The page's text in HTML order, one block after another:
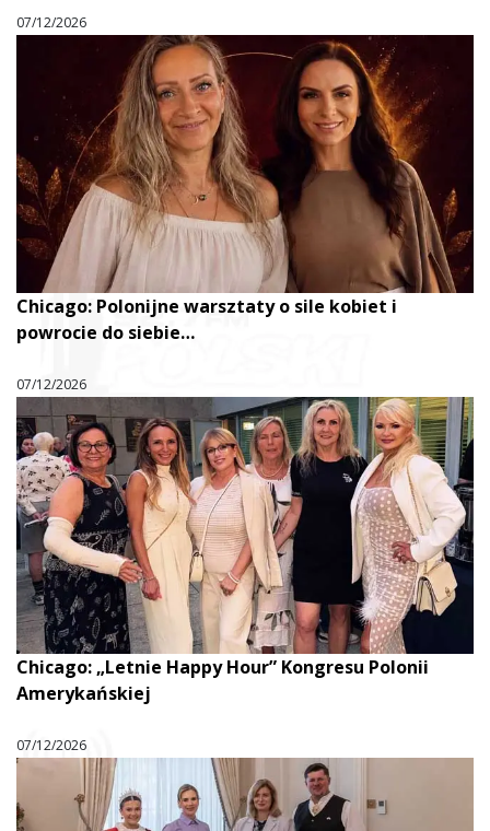
07/12/2026
Chicago: Polonijne warsztaty o sile kobiet i
powrocie do siebie…
07/12/2026
Chicago: „Letnie Happy Hour” Kongresu Polonii
Amerykańskiej
07/12/2026